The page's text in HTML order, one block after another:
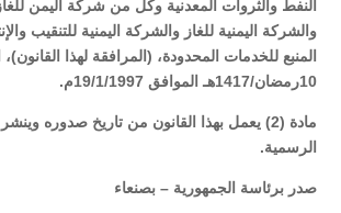
النفط والثروات المعدنية وكل من شركة اليمن
والشركة اليمنية للغاز والشركة اليمنية للتنقيب
المنبع للخدمات المحدودة، (المرافقة لهذا القانون)،
10رمضان/1417هـ الموافق 19/1/1997م.
مادة (2) يعمل بهذا القانون من تاريخ صدوره
الرسمية.
صدر برئاسة الجمهورية – بصنعاء